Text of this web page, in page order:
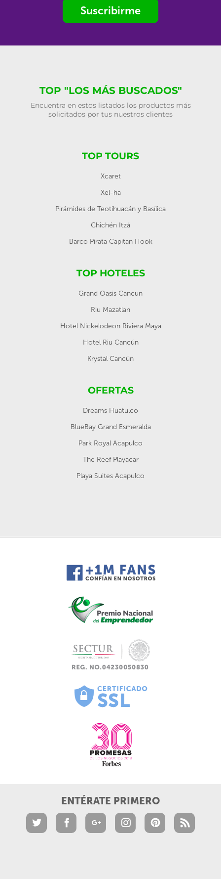
Suscribirme
TOP "LOS MÁS BUSCADOS"
Encuentra en estos listados los productos más
solicitados por tus nuestros clientes
TOP TOURS
Xcaret
Xel-ha
Pirámides de Teotihuacán y Basílica
Chichén Itzá
Barco Pirata Capitan Hook
TOP HOTELES
Grand Oasis Cancun
Riu Mazatlan
Hotel Nickelodeon Riviera Maya
Hotel Riu Cancún
Krystal Cancún
OFERTAS
Dreams Huatulco
BlueBay Grand Esmeralda
Park Royal Acapulco
The Reef Playacar
Playa Suites Acapulco
ENTÉRATE PRIMERO